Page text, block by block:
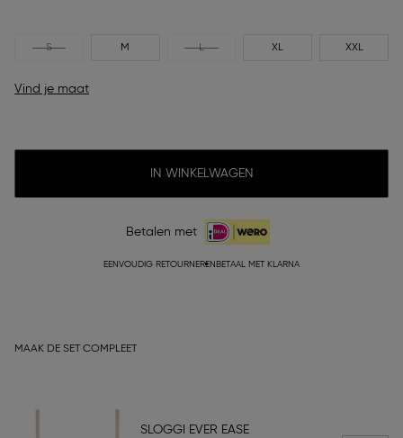
S M L XL XXL
Vind je maat
IN WINKELWAGEN
Betalen met
EENVOUDIG RETOURNEREN BETAAL MET KLARNA
MAAK DE SET COMPLEET
SLOGGI EVER EASE